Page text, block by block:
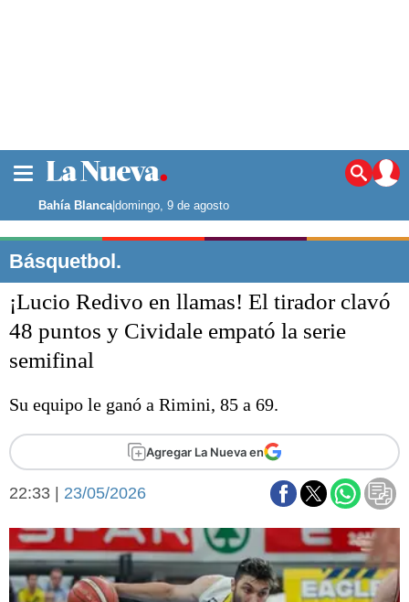
Noticias
La ciudad
Punta Alta
El mundo
Seguridad
Liga del Sur
Fútbol
Federal A
Arte y cultura
Economía y campo
Economía y finanzas
Con el campo
Espacio empresas
Bahía Blanca|domingo, 9 de agosto
Básquetbol.
¡Lucio Redivo en llamas! El tirador clavó
48 puntos y Cividale empató la serie
semifinal
Su equipo le ganó a Rimini, 85 a 69.
Agregar La Nueva en
22:33 | 23/05/2026